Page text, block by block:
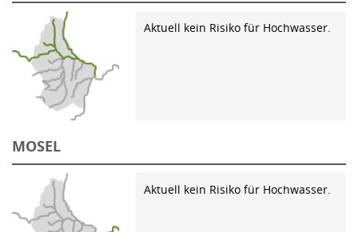
Aktuell kein Risiko für Hochwasser.
MOSEL
Aktuell kein Risiko für Hochwasser.